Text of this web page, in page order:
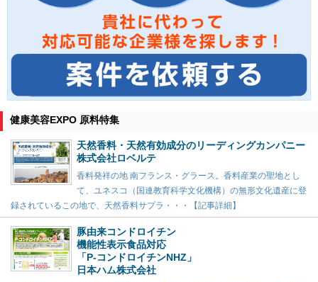
健康美容EXPO 原料特集
天然香料・天然有効成分のリーディングカンパニー
株式会社ロベルテ
香料発祥の地 南フランス・グラース。香料産業の聖地とし
て、ユネスコ（国連教育科学文化機構）の無形文化遺産に登
録されているこの地で、天然香料サプラ・・・【記事詳細】
豚由来コンドロイチン
機能性表示食品対応
「P-コンドロイチンNHZ」
日本ハム株式会社